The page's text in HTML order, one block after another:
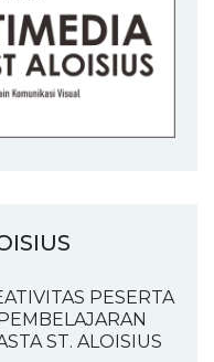
PESERTA
ST. ALOISIUS